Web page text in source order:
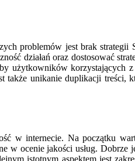
problemów jest brak strategii
działań oraz dostosować
użytkowników korzystających
unikanie duplikacji treści,
w internecie. Na początku
w ocenie jakości usług. Dobrze